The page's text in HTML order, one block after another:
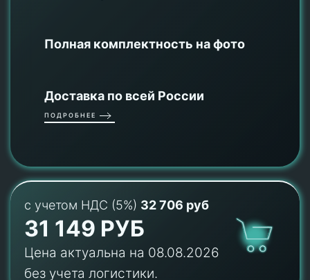
Полная комплектность на фото
Доставка по всей России
ПОДРОБНЕЕ
с учетом НДС (5%) 32 706 руб
31 149 РУБ
Цена актуальна на 08.08.2026
без учета логистики.